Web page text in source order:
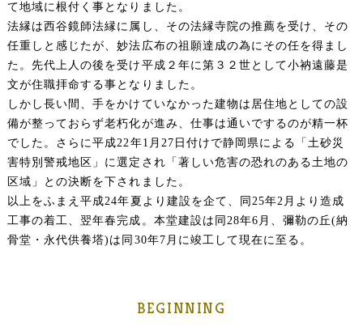
て地域に根付く事となりました。
法縁は西谷鏡師法縁に属し、その法縁寺院の推薦を受け、その
任重しと感じたが、妙法広布の祖願達成の為にその任を得まし
た。先代上人の後を受け平成２年に第３２世として小衲遠藤是
文が住職拝命する事となりました。
しかし長い間、手をかけていなかった建物は居住地としての設
備が整っておらず老朽化が進み、仕事は通いでするのが精一杯
でした。さらに平成22年1月27日付けで静岡県による「土砂災
害特別警戒地区」に選定され「著しい危害の恐れのある土地の
区域」との決断を下されました。
以上をふまえ平成24年夏より建設を企て、同25年2月より造成
工事の着工、翌年春完成。本堂建設は同28年6月、彌勒の丘(納
骨堂・永代供養塔)は同30年7月に竣工して現在に至る。
BEGINNING